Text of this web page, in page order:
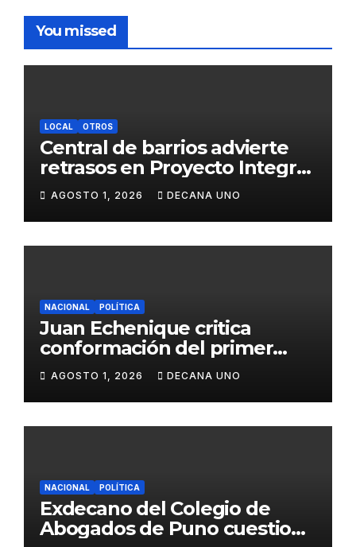
You missed
LOCAL OTROS
Central de barrios advierte
retrasos en Proyecto Integral
de Agua y Alcantarillado para
Juliaca
AGOSTO 1, 2026 DECANA UNO
NACIONAL POLÍTICA
Juan Echenique critica
conformación del primer
gabinete ministerial de Keiko
Fujimori
AGOSTO 1, 2026 DECANA UNO
NACIONAL POLÍTICA
Exdecano del Colegio de
Abogados de Puno cuestiona